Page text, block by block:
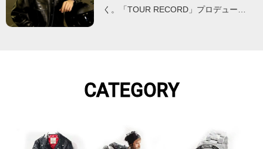
く。「TOUR RECORD」プロデュー…
CATEGORY